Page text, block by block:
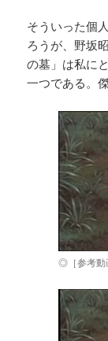
そういった個
ろうが、野坂
の墓」は私に
一つである。
◎［参考動